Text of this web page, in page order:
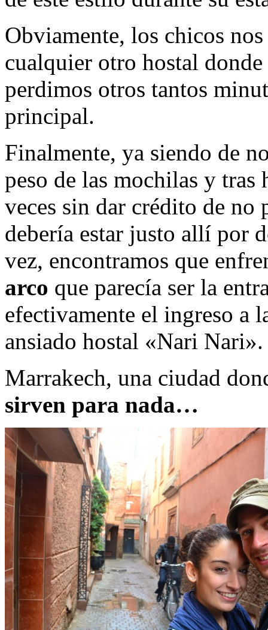
Obviamente, los chicos
cualquier otro hostal
perdimos otros tantos
principal.
Finalmente, ya siendo de
peso de las mochilas y tras
veces sin dar crédito de no
debería estar justo allí por
vez, encontramos que
arco que parecía ser la
efectivamente el ingreso a
ansiado hostal «Nari Nari».
Marrakech, una ciudad
sirven para nada…